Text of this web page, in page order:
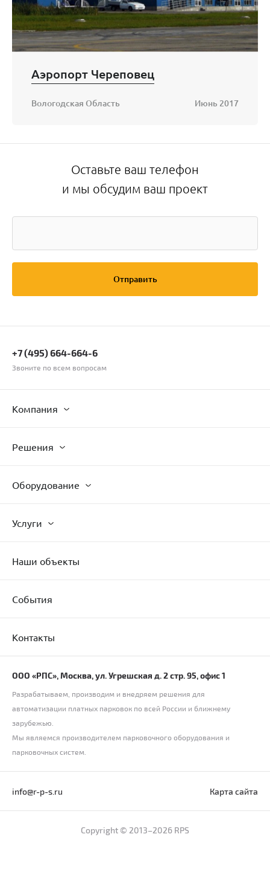
Аэропорт Череповец
Вологодская Область Июнь 2017
Оставьте ваш телефон
и мы обсудим ваш проект
Отправить
+7 (495) 664-664-6
Звоните по всем вопросам
Компания
Решения
Оборудование
Услуги
Наши объекты
События
Контакты
ООО «РПС», Москва, ул. Угрешская д. 2 стр. 95, офис 1
Разрабатываем, производим и внедряем решения для
автоматизации платных парковок по всей России и ближнему
зарубежью.
Мы являемся производителем парковочного оборудования и
парковочных систем.
info@r-p-s.ru Карта сайта
Copyright © 2013–2026 RPS